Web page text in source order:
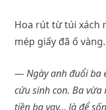
Hoa rút từ túi xách
mép giấy đã ố vàng.
—Ngày anh đuổi ba
cứu sinh con. Ba
tiền ba vay… là để